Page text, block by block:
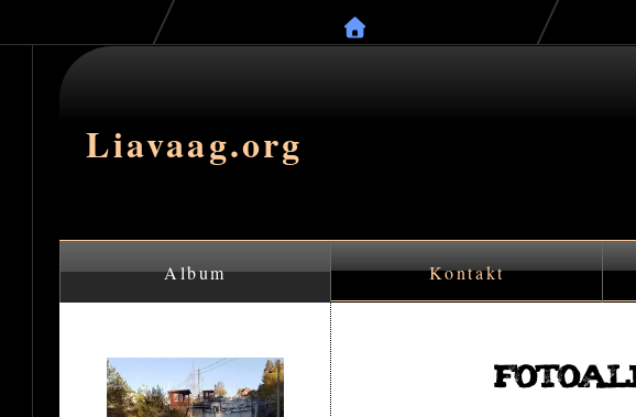
Liavaag.org
Album Kontakt